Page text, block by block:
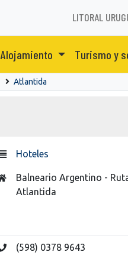
LITORAL
Alojamiento Turismo y
Atlantida
Hoteles
Balneario Argentino -
Atlantida
(598) 0378 9643